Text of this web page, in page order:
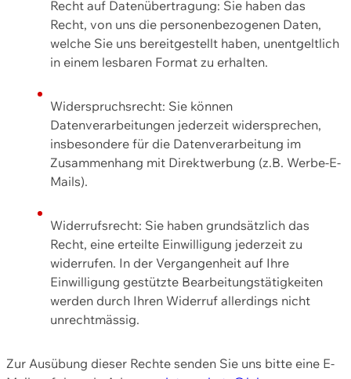
Recht auf Datenübertragung: Sie haben das
Recht, von uns die personenbezogenen Daten,
welche Sie uns bereitgestellt haben, unentgeltlich
in einem lesbaren Format zu erhalten.
Widerspruchsrecht: Sie können
Datenverarbeitungen jederzeit widersprechen,
insbesondere für die Datenverarbeitung im
Zusammenhang mit Direktwerbung (z.B. Werbe-E-
Mails).
Widerrufsrecht: Sie haben grundsätzlich das
Recht, eine erteilte Einwilligung jederzeit zu
widerrufen. In der Vergangenheit auf Ihre
Einwilligung gestützte Bearbeitungstätigkeiten
werden durch Ihren Widerruf allerdings nicht
unrechtmässig.
Zur Ausübung dieser Rechte senden Sie uns bitte eine E-